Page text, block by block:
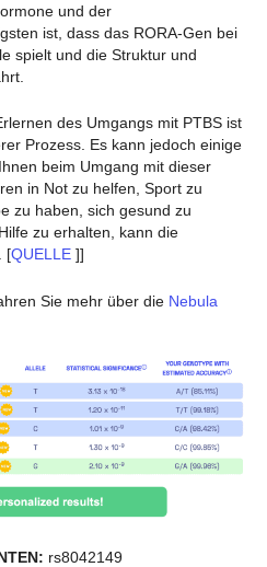
und der
ist, dass das RORA-Gen bei
spielt und die Struktur und
des Umgangs mit PTBS ist
Prozess. Es kann jedoch einige
beim Umgang mit dieser
in Not zu helfen, Sport zu
zu haben, sich gesund zu
zu erhalten, kann die
[QUELLE ]]
Sie mehr über die Nebula
rs8042149